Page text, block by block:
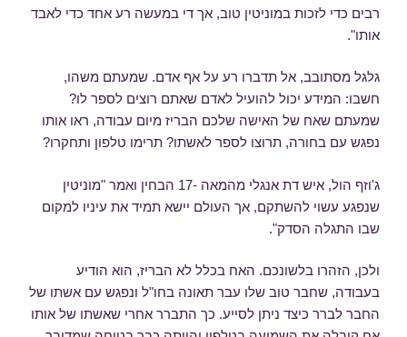
רבים כדי לזכות במוניטין טוב, אך די במעשה רע אחד כדי לאבד
אותו".
גלגל מסתובב, אל תדברו רע על אף אדם. שמעתם משהו,
חשבו: המידע יכול להועיל לאדם שאתם רוצים לספר לו?
שמעתם שאח של האישה שלכם הבריז מיום עבודה, ראו אותו
נפגש עם בחורה, תרוצו לספר לאשתו? תרימו טלפון ותחקרו?
ג'וזף הול, איש דת אנגלי מהמאה -17 הבחין ואמר "מוניטין
שנפגע עשוי להשתקם, אך העולם יישא תמיד את עיניו למקום
שבו התגלה הסדק".
ולכן, הזהרו בלשונכם. האח בכלל לא הבריז, הוא הודיע
בעבודה, שחבר טוב שלו עבר תאונה בחו"ל ונפגש עם אשתו של
החבר לברר כיצד ניתן לסייע. כך התברר אחרי שאשתו של אותו